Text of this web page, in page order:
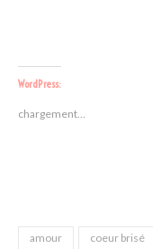
WordPress:
chargement…
amour coeur brisé